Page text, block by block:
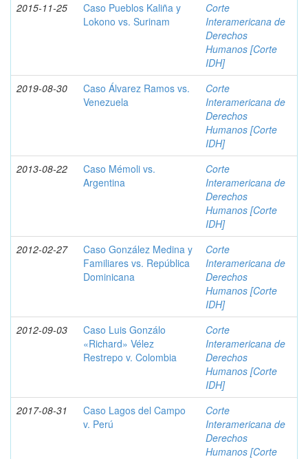
2015-11-25
Caso Pueblos Kaliña y
Lokono vs. Surinam
Corte
Interamericana de
Derechos
Humanos [Corte
IDH]
2019-08-30
Caso Álvarez Ramos vs.
Venezuela
Corte
Interamericana de
Derechos
Humanos [Corte
IDH]
2013-08-22
Caso Mémoli vs.
Argentina
Corte
Interamericana de
Derechos
Humanos [Corte
IDH]
2012-02-27
Caso González Medina y
Familiares vs. República
Dominicana
Corte
Interamericana de
Derechos
Humanos [Corte
IDH]
2012-09-03
Caso Luis Gonzálo
«Richard» Vélez
Restrepo v. Colombia
Corte
Interamericana de
Derechos
Humanos [Corte
IDH]
2017-08-31
Caso Lagos del Campo
v. Perú
Corte
Interamericana de
Derechos
Humanos [Corte